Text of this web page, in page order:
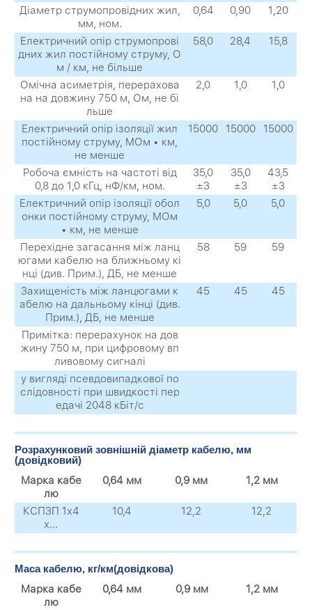
Діаметр струмопровідних жил,
мм, ном.
0,64 0,90 1,20
Електричний опір струмопрові
дних жил постійному струму, О
м / км, не більше
58,0 28,4 15,8
Омічна асиметрія, перерахова
на на довжину 750 м, Ом, не бі
льше
2,0 1,0 1,0
Електричний опір ізоляції жил
постійному струму, МОм • км,
не менше
15000 15000 15000
Робоча ємність на частоті від
0,8 до 1,0 кГц, нФ/км, ном.
35,0
±3
35,0
±3
43,5
±3
Електричний опір ізоляції обол
онки постійному струму, МОм
• км, не менше
5,0 5,0 5,0
Перехідне загасання між ланц
югами кабелю на ближньому кі
нці (див. Прим.), ДБ, не менше
58 59 59
Захищеність між ланцюгами к
абелю на дальньому кінці (див.
Прим.), ДБ, не менше
45 45 45
Примітка: перерахунок на дов
жину 750 м, при цифровому вп
ливовому сигналі
у вигляді псевдовипадкової по
слідовності при швидкості пер
едачі 2048 кБіт/с
Розрахунковий зовнішній діаметр кабелю, мм
(довідковий)
Марка кабе
лю
0,64 мм 0,9 мм 1,2 мм
КСПЗП 1х4
х...
10,4 12,2 12,2
Маса кабелю, кг/км(довідкова)
Марка кабе
лю
0,64 мм 0,9 мм 1,2 мм